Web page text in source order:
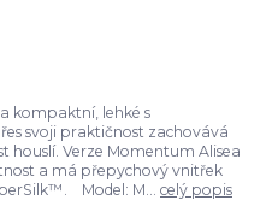
kompaktní, lehké s
svoji praktičnost zachovává
houslí. Verze Momentum Alisea
a má přepychový vnitřek
Model: M... celý popis